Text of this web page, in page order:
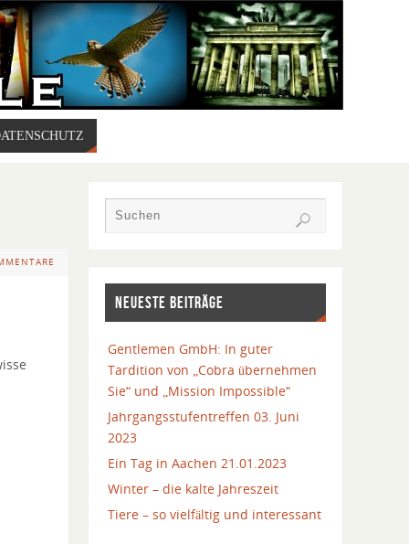
NEUESTE BEITRÄGE
Gentlemen GmbH: In guter
Tardition von „Cobra übernehmen
Sie“ und „Mission Impossible“
Jahrgangsstufentreffen 03. Juni
2023
Ein Tag in Aachen 21.01.2023
Winter – die kalte Jahreszeit
Tiere – so vielfältig und interessant